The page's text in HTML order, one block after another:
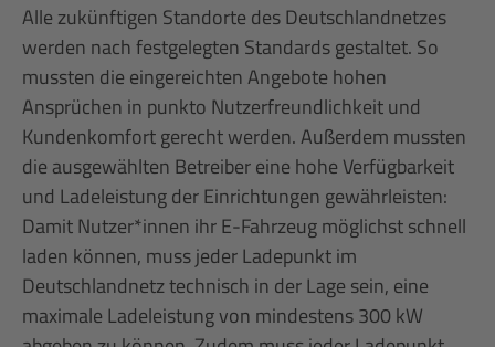
Alle zukünftigen Standorte des Deutschlandnetzes
werden nach festgelegten Standards gestaltet. So
mussten die eingereichten Angebote hohen
Ansprüchen in punkto Nutzerfreundlichkeit und
Kundenkomfort gerecht werden. Außerdem mussten
die ausgewählten Betreiber eine hohe Verfügbarkeit
und Ladeleistung der Einrichtungen gewährleisten:
Damit Nutzer*innen ihr E-Fahrzeug möglichst schnell
laden können, muss jeder Ladepunkt im
Deutschlandnetz technisch in der Lage sein, eine
maximale Ladeleistung von mindestens 300 kW